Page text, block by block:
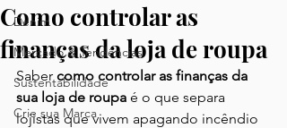
Denim
Mercado & Tendências
Sustentabilidade
Crie sua Marca
Como controlar as
finanças da loja de roupa
Saber como controlar as finanças da
sua loja de roupa é o que separa
lojistas que vivem apagando incêndio